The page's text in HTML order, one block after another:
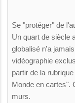
Se "protéger" de
Un quart de siècle
globalisé n'a
vidéographie
partir de la
Monde en cartes".
murs.